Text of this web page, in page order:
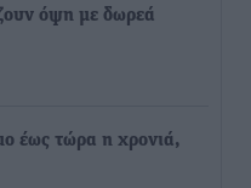
όψη με δωρεά
έως τώρα η χρονιά,